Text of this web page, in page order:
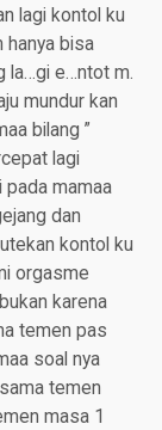
lagi kontol ku
hanya bisa
la…gi e…ntot m.
mundur kan
bilang ”
lagi
pada mamaa
dan
kontol ku
orgasme
karena
temen pas
soal nya
temen
masa 1